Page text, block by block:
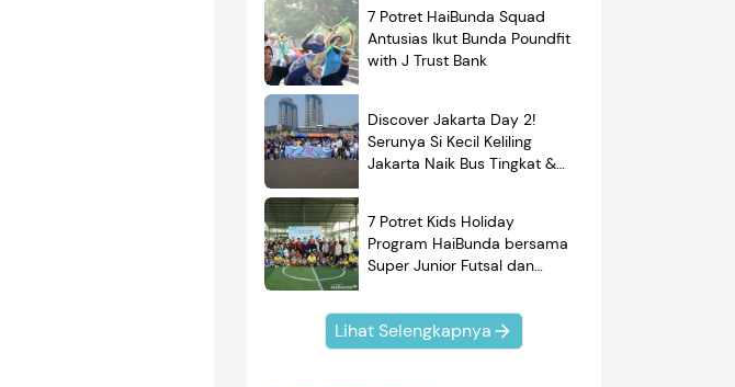
7 Potret HaiBunda Squad
Antusias Ikut Bunda Poundfit
with J Trust Bank
Discover Jakarta Day 2!
Serunya Si Kecil Keliling
Jakarta Naik Bus Tingkat &
7 Potret Kids Holiday
Program HaiBunda bersama
Super Junior Futsal dan
Kompak Banget!
Lihat Selengkapnya